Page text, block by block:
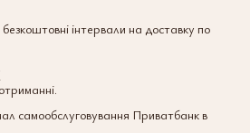
інтервали на доставку по
самообслуговування Приватбанк в